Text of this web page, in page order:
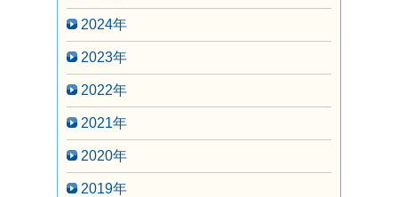
2024年
2023年
2022年
2021年
2020年
2019年